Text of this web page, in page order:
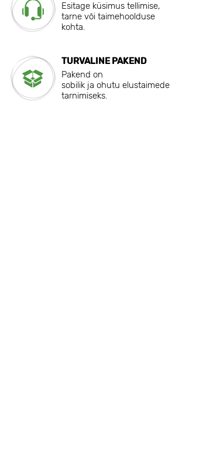
Esitage küsimus tellimise,
tarne või taimehoolduse
kohta.
TURVALINE PAKEND
Pakend on
sobilik ja ohutu elustaimede
tarnimiseks.